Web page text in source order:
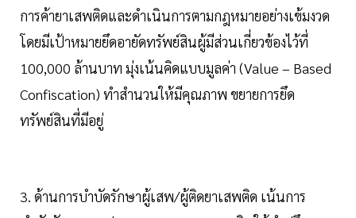
การค้ายาเสพติดและดำเนินการตามกฎหมายอย่างเข้มงวด
โดยมีเป้าหมายยึดอายัดทรัพย์สินผู้มีส่วนเกี่ยวข้องไว้ที่
100,000 ล้านบาท มุ่งเน้นคิดแบบมูลค่า (Value – Based
Confiscation) ทำสำนวนให้มีคุณภาพ ขยายการยึด
ทรัพย์สินที่มีอยู่
3. ด้านการบำบัดรักษาผู้เสพ/ผู้ติดยาเสพติด เน้นการ